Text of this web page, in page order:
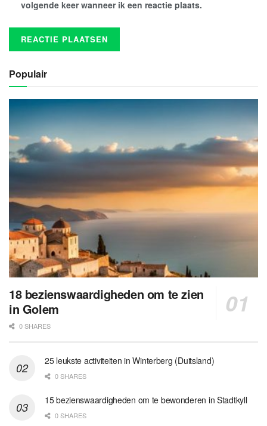
volgende keer wanneer ik een reactie plaats.
Populair
18 bezienswaardigheden om te zien
in Golem
0 SHARES
25 leukste activiteiten in Winterberg (Duitsland)
0 SHARES
15 bezienswaardigheden om te bewonderen in Stadtkyll
0 SHARES